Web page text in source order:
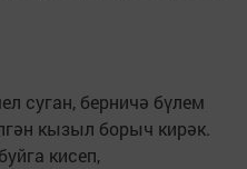
суган, берничә бүлем
кызыл борыч кирәк.
кисеп,